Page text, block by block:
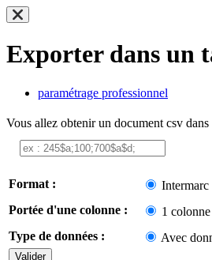
Exporter dans un
paramétrage professionnel
Vous allez obtenir un document csv
Format : Intermarc
Portée d'une colonne :
1
Type de données :
Avec